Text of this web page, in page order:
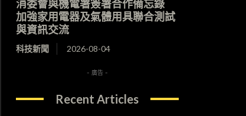
消委會與機電署簽署合作備忘錄
加強家用電器及氣體用具聯合測試
與資訊交流
科技新聞 2026-08-04
- 廣告 -
Recent Articles